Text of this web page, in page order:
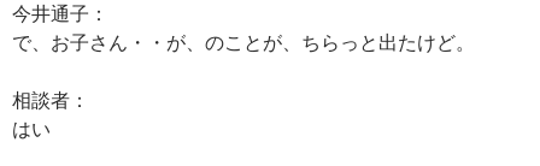
今井通子：
で、お子さん・・が、のことが、ちらっと出たけど。
相談者：
はい